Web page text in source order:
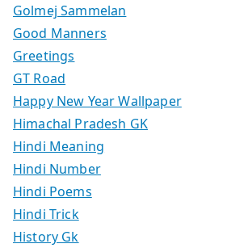
Golmej Sammelan
Good Manners
Greetings
GT Road
Happy New Year Wallpaper
Himachal Pradesh GK
Hindi Meaning
Hindi Number
Hindi Poems
Hindi Trick
History Gk